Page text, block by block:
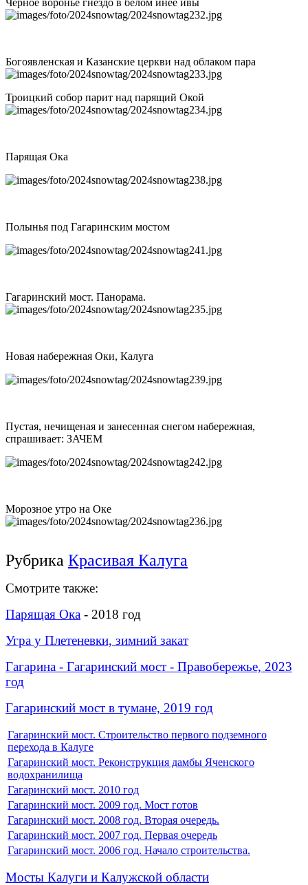
Богоявленская и Казанские церкви над облаком пара
Троицкий собор парит над парящий Окой
Парящая Ока
Полынья под Гагаринским мостом
Гагаринский мост. Панорама.
Новая набережная Оки, Калуга
Пустая, нечищеная и занесенная снегом набережная,
спрашивает: ЗАЧЕМ
Морозное утро на Оке
Рубрика Красивая Калуга
Смотрите также:
Парящая Ока - 2018 год
Угра у Плетеневки, зимний закат
Гагарина - Гагаринский мост - Правобережье, 2023
год
Гагаринский мост в тумане, 2019 год
Гагаринский мост. Строительство первого подземного
перехода в Калуге
Гагаринский мост. Реконструкция дамбы Яченского
водохранилища
Гагаринский мост. 2010 год
Гагаринский мост. 2009 год. Мост готов
Гагаринский мост. 2008 год. Вторая очередь.
Гагаринский мост. 2007 год. Первая очередь
Гагаринский мост. 2006 год. Начало строительства.
Мосты Калуги и Калужской области